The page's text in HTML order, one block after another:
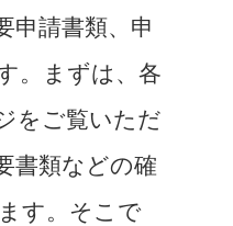
申請書類、申
。まずは、各
をご覧いただ
書類などの確
す。そこで